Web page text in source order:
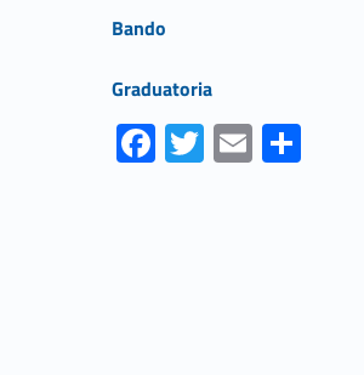
Link identifier #identifier__76090-1
Bando
Link identifier #identifier__57275-2
Graduatoria
Fa
ce
T
w
E
m